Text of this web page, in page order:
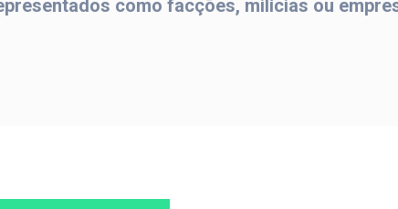
como facções, milícias ou